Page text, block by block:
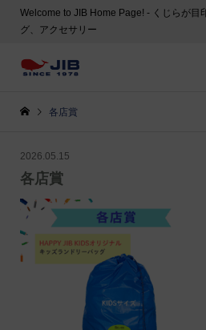
Welcome to JIB Home Page! ‐ くじらが目
グ、アクセサリー
各店賞
2026.05.15
各店賞